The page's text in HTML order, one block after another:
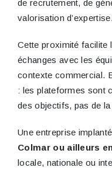
de recrutement, de
valorisation d’expertise.
Cette proximité facilite
échanges avec les
contexte commercial.
: les plateformes sont
des objectifs, pas de
Une entreprise
Colmar ou ailleurs
locale, nationale ou